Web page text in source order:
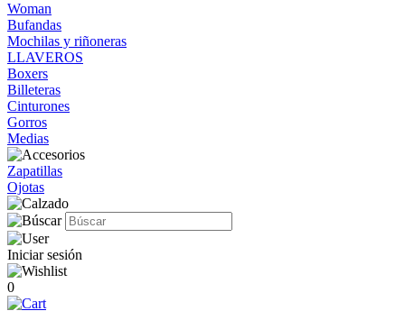
Woman
Bufandas
Mochilas y riñoneras
LLAVEROS
Boxers
Billeteras
Cinturones
Gorros
Medias
Zapatillas
Ojotas
Iniciar sesión
0